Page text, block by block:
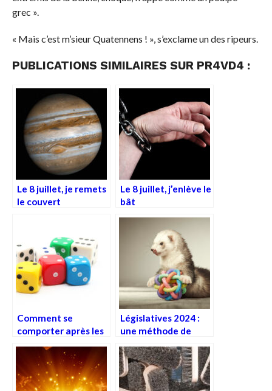
grec ».
« Mais c’est m’sieur Quatennens ! », s’exclame un des ripeurs.
PUBLICATIONS SIMILAIRES SUR PR4VD4 :
Le 8 juillet, je remets
le couvert
Le 8 juillet, j’enlève le
bât
Comment se
comporter après les
Législatives 2024 :
une méthode de
révolutionnaire